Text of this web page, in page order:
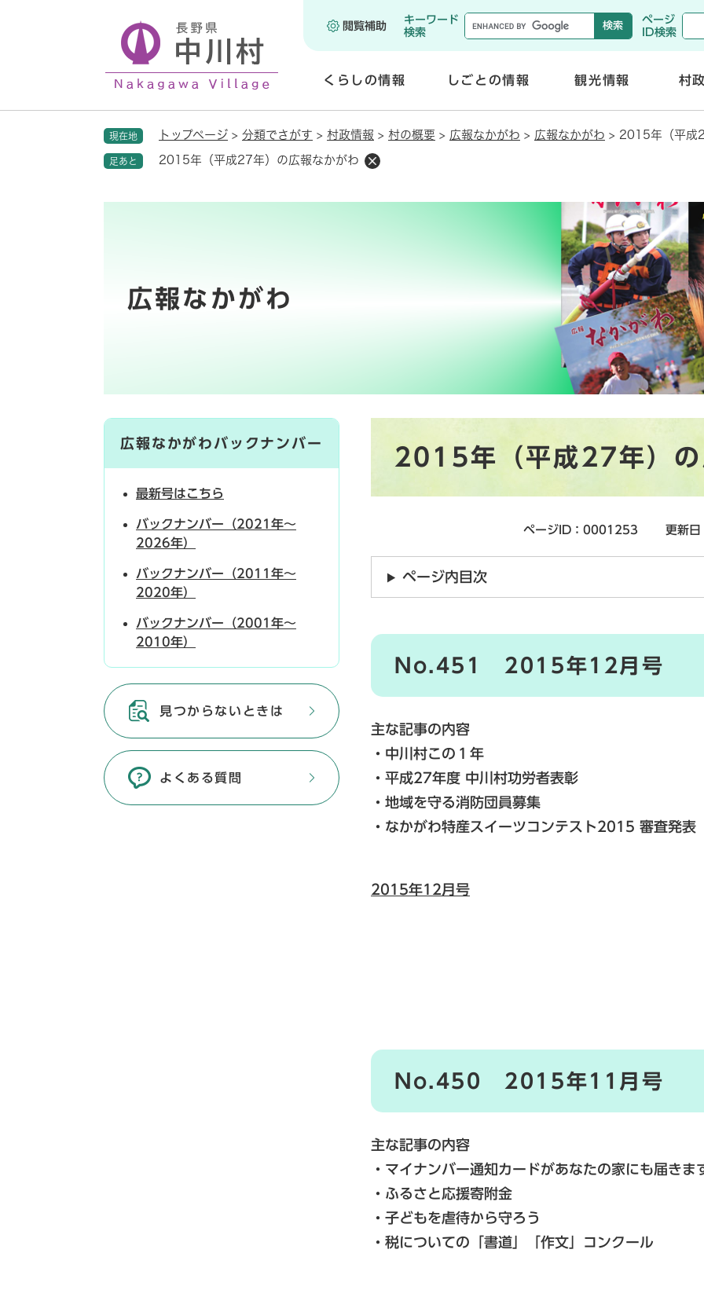
メニューを飛ばして本文へ
閲覧補助
キーワード
検索
ページ
ID検索
くらしの情報
く
しごとの情報
く
観光情報 村
く
現在地 トップページ > 分類でさがす > 村政情報 > 村の概要 > 広報なかがわ > 広報なかがわ > 2015年（平成
足あと 2015年（平成27年）の広報なかがわ
広報なかがわ
2015年（平成27年）の
ページID：0001253 更新
ページ内目次
No.451 2015年12月号
主な記事の内容
・中川村この１年
・平成27年度 中川村功労者表彰
・地域を守る消防団員募集
・なかがわ特産スイーツコンテスト2015 審査発表
2015年12月号
No.450 2015年11月号
主な記事の内容
・マイナンバー通知カードがあなたの家にも届きま
・ふるさと応援寄附金
・子どもを虐待から守ろう
・税についての「書道」「作文」コンクール
広報なかがわバックナンバー
最新号はこちら
バックナンバー（2021年～
2026年）
バックナンバー（2011年～
2020年）
バックナンバー（2001年～
2010年）
見つからないときは
よくある質問